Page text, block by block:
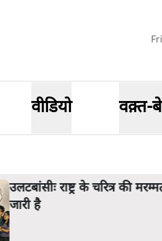
वीडियो वक़्त-
उलटबांसीः राष्ट्र के चरित्र की
जारी है